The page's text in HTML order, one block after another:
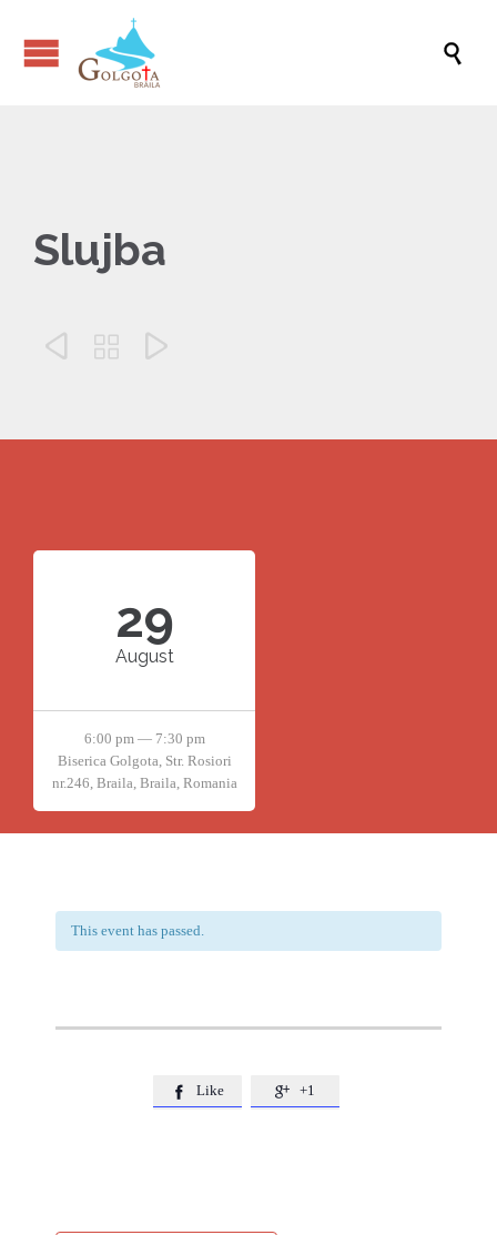

Slujba
  
29
August
6:00 pm — 7:30 pm
Biserica Golgota, Str. Rosiori
nr.246, Braila, Braila, Romania
This event has passed.
 Like  +1